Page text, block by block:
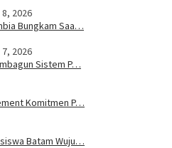
2026
Bungkam Saa…
2026
Sistem P…
Komitmen P…
Batam Wuju…